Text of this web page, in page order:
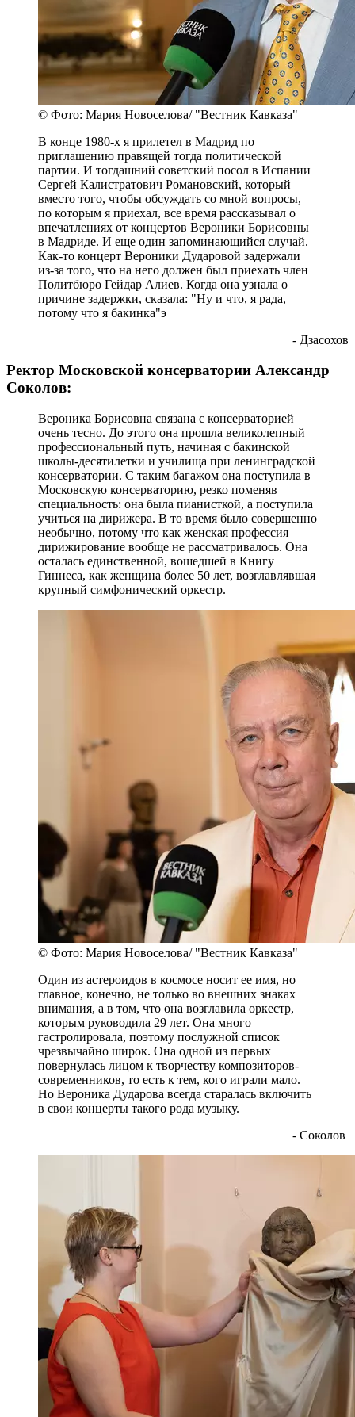
© Фото: Мария Новоселова/ "Вестник Кавказа"
В конце 1980-х я прилетел в Мадрид по
приглашению правящей тогда политической
партии. И тогдашний советский посол в Испании
Сергей Калистратович Романовский, который
вместо того, чтобы обсуждать со мной вопросы,
по которым я приехал, все время рассказывал о
впечатлениях от концертов Вероники Борисовны
в Мадриде. И еще один запоминающийся случай.
Как-то концерт Вероники Дударовой задержали
из-за того, что на него должен был приехать член
Политбюро Гейдар Алиев. Когда она узнала о
причине задержки, сказала: "Ну и что, я рада,
потому что я бакинка"э
- Дзасохов
Ректор Московской консерватории Александр
Соколов:
Вероника Борисовна связана с консерваторией
очень тесно. До этого она прошла великолепный
профессиональный путь, начиная с бакинской
школы-десятилетки и училища при ленинградской
консерватории. С таким багажом она поступила в
Московскую консерваторию, резко поменяв
специальность: она была пианисткой, а поступила
учиться на дирижера. В то время было совершенно
необычно, потому что как женская профессия
дирижирование вообще не рассматривалось. Она
осталась единственной, вошедшей в Книгу
Гиннеса, как женщина более 50 лет, возглавлявшая
крупный симфонический оркестр.
© Фото: Мария Новоселова/ "Вестник Кавказа"
Один из астероидов в космосе носит ее имя, но
главное, конечно, не только во внешних знаках
внимания, а в том, что она возглавила оркестр,
которым руководила 29 лет. Она много
гастролировала, поэтому послужной список
чрезвычайно широк. Она одной из первых
повернулась лицом к творчеству композиторов-
современников, то есть к тем, кого играли мало.
Но Вероника Дударова всегда старалась включить
в свои концерты такого рода музыку.
- Соколов